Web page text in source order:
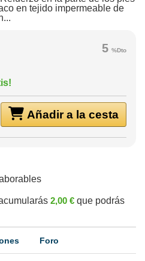
en tejido impermeable de
5 %Dto
Añadir a la cesta
2,00 € que podrás
Foro